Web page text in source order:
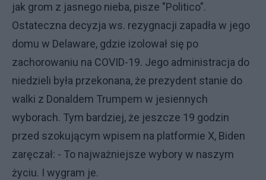
jak grom z jasnego nieba, pisze "Politico".
Ostateczna decyzja ws. rezygnacji zapadła w jego
domu w Delaware, gdzie izolował się po
zachorowaniu na COVID-19. Jego administracja do
niedzieli była przekonana, że prezydent stanie do
walki z Donaldem Trumpem w jesiennych
wyborach. Tym bardziej, że jeszcze 19 godzin
przed szokującym wpisem na platformie X, Biden
zaręczał: - To najważniejsze wybory w naszym
życiu. I wygram je.